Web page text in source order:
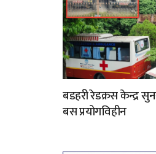
बडहरी रेडक्रस केन्द्र
बस प्रयोगविहीन